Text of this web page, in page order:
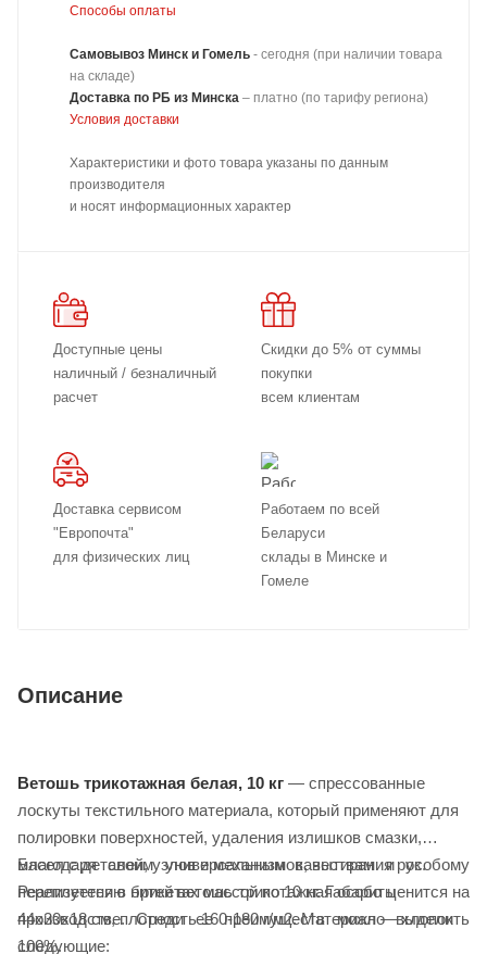
Способы оплаты
Самовывоз Минск и Гомель - сегодня (при наличии товара
на складе)
Доставка по РБ из Минска – платно (по тарифу региона)
Условия доставки
Характеристики и фото товара указаны по данным
производителя
и носят информационных характер
Доступные цены
наличный / безналичный
расчет
Скидки до 5% от суммы
покупки
всем клиентам
Доставка сервисом
"Европочта"
для физических лиц
Работаем по всей
Беларуси
склады в Минске и
Гомеле
Описание
Ветошь трикотажная белая, 10 кг — спрессованные
лоскуты текстильного материала, который применяют для
полировки поверхностей, удаления излишков смазки,
масел с деталей, узлов и механизмов, вытирания рук.
Реализуется в брикетах массой по 10 кг. Габариты
44х30х18 см, плотность 160-180 г/м2. Материал — хлопок
100%.
Благодаря своим универсальным качествам и особому
переплетению нитей ветошь трикотажная особо ценится на
производстве. Среди ее преимуществ можно выделить
следующие: